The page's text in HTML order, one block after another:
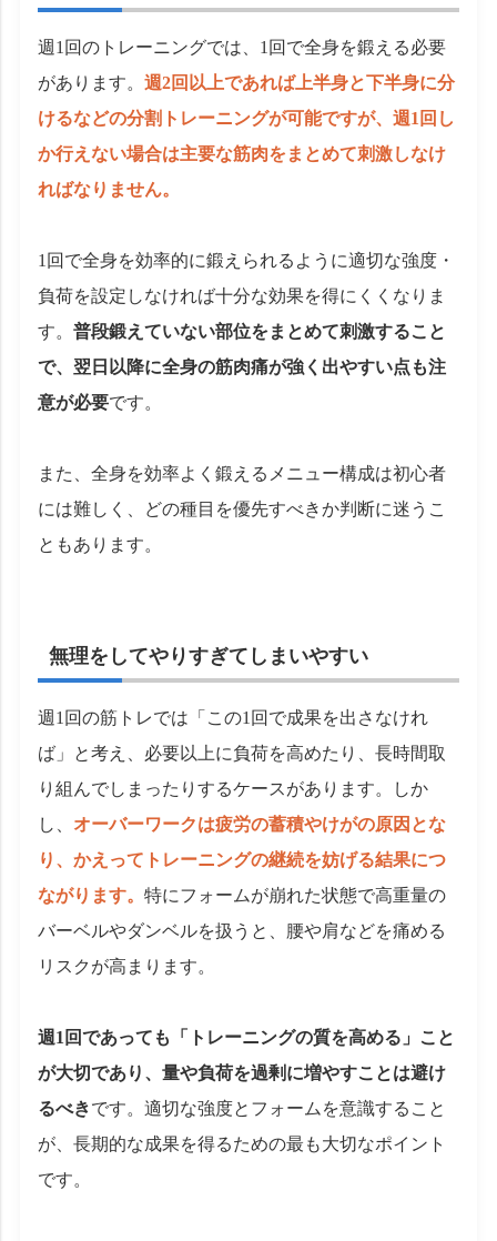
週1回のトレーニングでは、1回で全身を鍛える必要
があります。週2回以上であれば上半身と下半身に分
けるなどの分割トレーニングが可能ですが、週1回し
か行えない場合は主要な筋肉をまとめて刺激しなけ
ればなりません。
1回で全身を効率的に鍛えられるように適切な強度・
負荷を設定しなければ十分な効果を得にくくなりま
す。普段鍛えていない部位をまとめて刺激すること
で、翌日以降に全身の筋肉痛が強く出やすい点も注
意が必要です。
また、全身を効率よく鍛えるメニュー構成は初心者
には難しく、どの種目を優先すべきか判断に迷うこ
ともあります。
無理をしてやりすぎてしまいやすい
週1回の筋トレでは「この1回で成果を出さなけれ
ば」と考え、必要以上に負荷を高めたり、長時間取
り組んでしまったりするケースがあります。しか
し、 オーバーワークは疲労の蓄積やけがの原因とな
り、かえってトレーニングの継続を妨げる結果につ
ながります。特にフォームが崩れた状態で高重量の
バーベルやダンベルを扱うと、腰や肩などを痛める
リスクが高まります。
週1回であっても「トレーニングの質を高める」こと
が大切であり、量や負荷を過剰に増やすことは避け
るべきです。適切な強度とフォームを意識すること
が、長期的な成果を得るための最も大切なポイント
です。